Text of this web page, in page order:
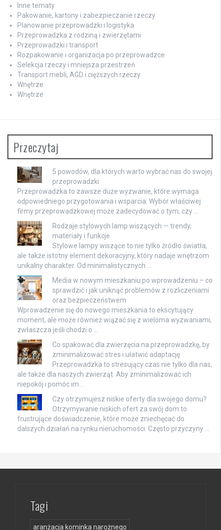
Inne tematy
Pakowanie, kartony i zabezpieczanie rzeczy
Planowanie przeprowadzki i logistyka
Przeprowadzka z rodziną i zwierzętami
Przeprowadzki i transport
Rozpakowanie i organizacja po przeprowadzce
Selekcja rzeczy i mniejsza przestrzeń
Transport mebli, AGD i cięższych rzeczy
Wnętrze
Wnętrze
Przeczytaj
5 powodów, dla których warto wybrać nas do swojej
przeprowadzki
Przeprowadzka to zawsze duże wyzwanie, które wymaga
odpowiedniego przygotowania i wsparcia. Wybór właściwej
firmy przeprowadzkowej może zadecydować o tym, czy …
Rodzaje stylowych lamp wiszących — trendy,
materiały i funkcje
Stylowe lampy wiszące to nie tylko źródło światła,
ale także istotny element dekoracyjny, który nadaje wnętrzom
unikalny charakter. Od minimalistycznych …
Media w nowym mieszkaniu po wprowadzeniu – co
sprawdzić i jak uniknąć problemów z rozliczeniami
oraz bezpieczeństwem
Wprowadzenie się do nowego mieszkania to ekscytujący
moment, ale może również wiązać się z wieloma wyzwaniami,
zwłaszcza jeśli chodzi o …
Co spakować dla zwierzęcia na przeprowadzkę, by
zminimalizować stres i ułatwić adaptację
Przeprowadzka to stresujący czas nie tylko dla nas,
ale także dla naszych zwierząt. Aby zminimalizować ich
niepokój i pomóc im …
Czy otrzymujesz niskie oferty dla swojego domu?
Otrzymywanie niskich ofert za swój dom to
frustrujące doświadczenie, które może zniechęcać do
dalszych działań na rynku nieruchomości. Często przyczyny …
Tagi
aranżacja kominka narożnego